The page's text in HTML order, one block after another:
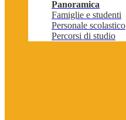
Panoramica
Famiglie e studenti
Personale scolastico
Percorsi di studio